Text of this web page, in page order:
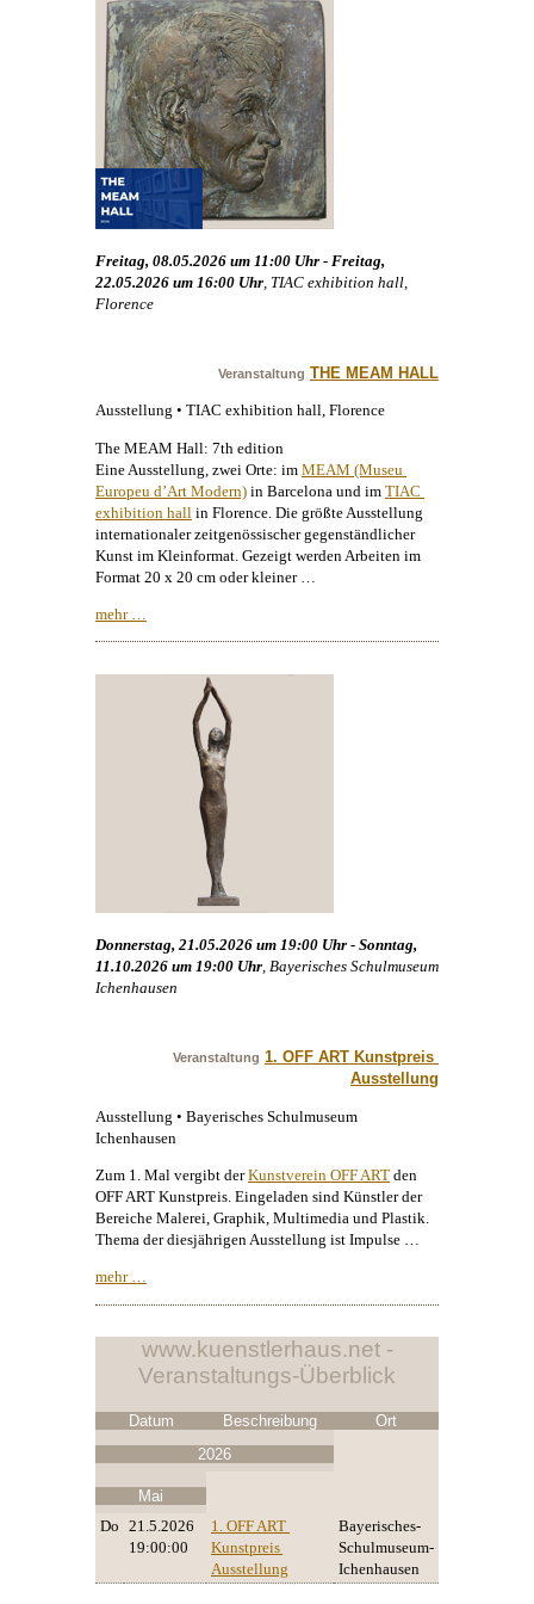
Freitag, 08.05.2026 um 11:00 Uhr - Freitag,
22.05.2026 um 16:00 Uhr , TIAC exhibition hall,
Florence
Veranstaltung THE MEAM HALL
Ausstellung • TIAC exhibition hall, Florence
The MEAM Hall: 7th edition
Eine Ausstellung, zwei Orte: im MEAM (Museu
Europeu d’Art Modern) in Barcelona und im TIAC
exhibition hall in Florence. Die größte Ausstellung
internationaler zeitgenössischer gegenständlicher
Kunst im Kleinformat. Gezeigt werden Arbeiten im
Format 20 x 20 cm oder kleiner …
mehr …
Donnerstag, 21.05.2026 um 19:00 Uhr - Sonntag,
11.10.2026 um 19:00 Uhr, Bayerisches Schulmuseum
Ichenhausen
Veranstaltung 1. OFF ART Kunstpreis
Ausstellung
Ausstellung • Bayerisches Schulmuseum
Ichenhausen
Zum 1. Mal vergibt derKunstverein OFF ART den
OFF ART Kunstpreis. Eingeladen sind Künstler der
Bereiche Malerei , Graphik, Multimedia und Plastik.
Thema der diesjährigen Ausstellung ist Impulse …
mehr …
www.kuenstlerhaus.net -
Veranstaltungs-Überblick
Datum Beschreibung
Ort
2026
Mai
Do 21.5.2026
19:00:00
1. OFF ART
Kunstpreis
Ausstellung
Bayerisches-
Schulmuseum-
Ichenhausen